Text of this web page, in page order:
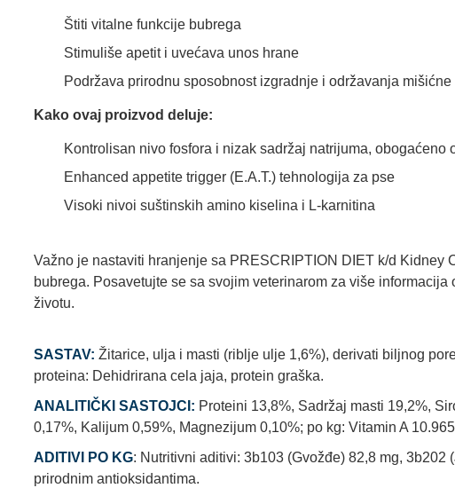
Štiti vitalne funkcije bubrega
Stimuliše apetit i uvećava unos hrane
Podržava prirodnu sposobnost izgradnje i održavanja mišićne
Kako ovaj proizvod deluje:
Kontrolisan nivo fosfora i nizak sadržaj natrijuma,
Enhanced appetite trigger (E.A.T.) tehnologija za pse
Visoki nivoi suštinskih amino kiselina i L-karnitina
Važno je nastaviti hranjenje sa PRESCRIPTION DIET k/d
bubrega. Posavetujte se sa svojim veterinarom za više
životu.
SASTAV: Žitarice, ulja i masti (riblje ulje 1,6%), derivati biljnog
proteina: Dehidrirana cela jaja, protein graška.
ANALITIČKI SASTOJCI: Proteini 13,8%, Sadržaj masti 19,2%,
0,17%, Kalijum 0,59%, Magnezijum 0,10%; po kg: Vitamin A
ADITIVI PO KG: Nutritivni aditivi: 3b103 (Gvožđe) 82,8 mg,
prirodnim antioksidantima.